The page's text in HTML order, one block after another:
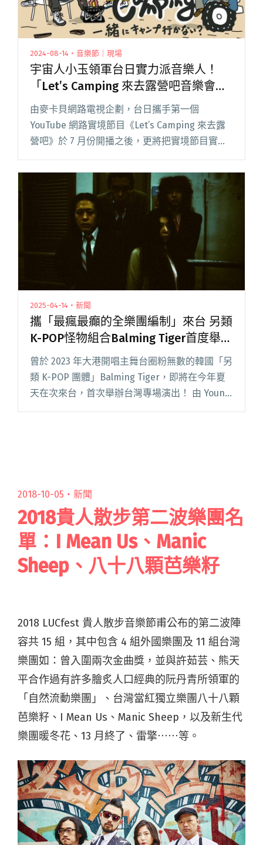
2024-08-14・音樂節｜現場
宇宙人小玉領軍台日實力派音樂人！
「Let’s Camping 來去露營吧音樂會」
將於9/28、9/29登場！
由麥卡貝網路電視企劃，台日攜手第一個
YouTube 網路實境節目《Let’s Camping 來去露
營吧》於 7 月份開播之後，更將把實境節目實體
化，「Let’s Camping 來去露營吧音樂會」將在 9
月 28、29 日閱讀全文 "宇宙人小玉領軍台日實力
派音樂人！「Let’s Camping 來去露營吧音樂
會」將於9/28、9/29登場！"
2025-04-14・新聞
攜「最瘋最癲的全樂團編制」來台 另類
K-POP怪物組合Balming Tiger首度舉辦
台灣專場
曾於 2023 年大港開唱主舞台圈粉無數的韓國「另
類 K-POP 團體」Balming Tiger，即將在今年夏
天在次來台，首次舉辦台灣專場演出！ 由 Young
Team Productions 與夕陽音樂產業有限公司攜手
2018-10-05・ 新聞
2018貴人散步第二波樂團名
單：I Mean Us、Manic
Sheep、八十八顆芭樂籽
2018 LUCfest 貴人散步音樂節甫公布的第二波陣
容共 15 組，其中包含 4 組外國樂團及 11 組台灣
樂團如：曾入圍兩次金曲獎，並與許茹芸、熊天
平合作過有許多膾炙人口經典的阮丹青所領軍的
「自然流動樂團」、台灣當紅獨立樂團八十八顆
芭樂籽、I Mean Us、Manic Sheep，以及新生代
樂團暖冬花、13 月終了、雷擎⋯⋯等。